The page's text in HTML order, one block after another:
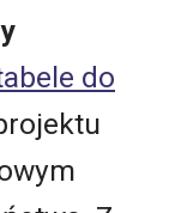
do